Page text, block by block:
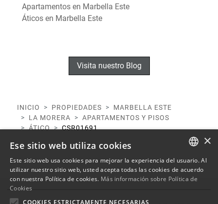
Apartamentos en Marbella Este
Áticos en Marbella Este
Visita nuestro Blog
INICIO PROPIEDADES
MARBELLA ESTE
LA MORERA
APARTAMENTOS Y PISOS
ÁTICO
CSR01691
ENGLISH
SPANISH
×
Ese sitio web utiliza cookies
Este sitio web usa cookies para mejorar la experiencia del usuario. Al
utilizar nuestro sitio web, usted acepta todas las cookies de acuerdo
con nuestra Política de cookies. Más información sobre Política de
Cookies
COOKIES ESTRICTAMENTE NECESARIAS